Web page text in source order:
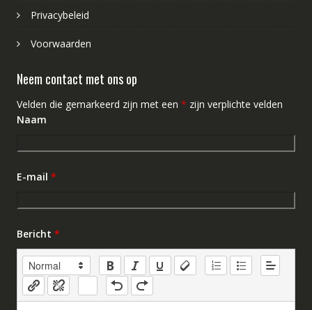
Privacybeleid
Voorwaarden
Neem contact met ons op
Velden die gemarkeerd zijn met een * zijn verplichte velden
Naam
E-mail *
Bericht *